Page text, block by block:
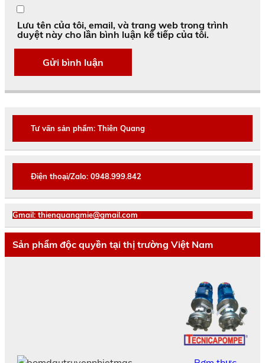
Lưu tên của tôi, email, và trang web trong trình
duyệt này cho lần bình luận kế tiếp của tôi.
Tư vấn sản phẩm: Thiên Quang
Điện thoại/Zalo: 0948.999.842
Gmail: thienquangmie@gmail.com
Sản phẩm độc quyền tại thị trường Việt Nam